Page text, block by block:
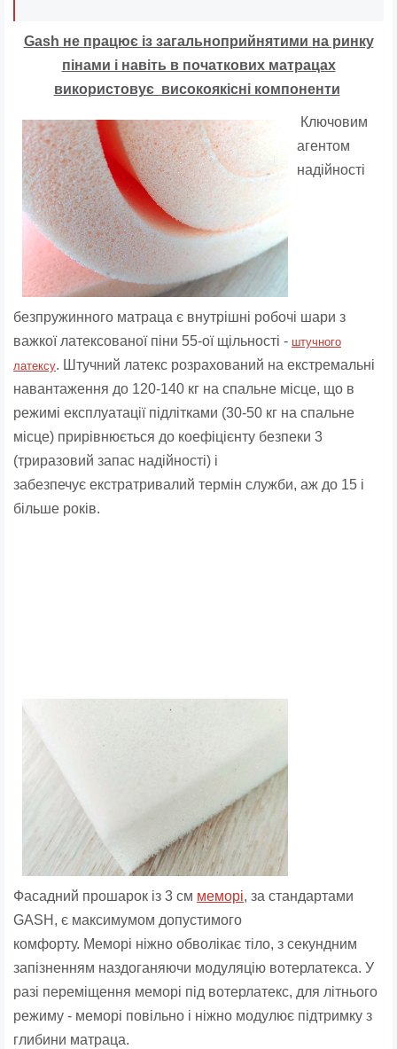
Gash не працює із загальноприйнятими на ринку
пінами і навіть в початкових матрацах
використовує високоякісні компоненти
Ключовим
агентом
надійності
безпружинного матраца є внутрішні робочі шари з
важкої латексованої піни 55-ої щільності - штучного
латексу. Штучний латекс розрахований на екстремальні
навантаження до 120-140 кг на спальне місце, що в
режимі експлуатації підлітками (30-50 кг на спальне
місце) прирівнюється до коефіцієнту безпеки 3
(триразовий запас надійності) і
забезпечує екстратривалий термін служби, аж до 15 і
більше років.
Фасадний прошарок із 3 см меморі, за стандартами
GASH, є максимумом допустимого
комфорту. Меморі ніжно обволікає тіло, з секундним
запізненням наздоганяючи модуляцію вотерлатекса. У
разі переміщення меморі під вотерлатекс, для літнього
режиму - меморі повільно і ніжно модулює підтримку з
глибини матраца.